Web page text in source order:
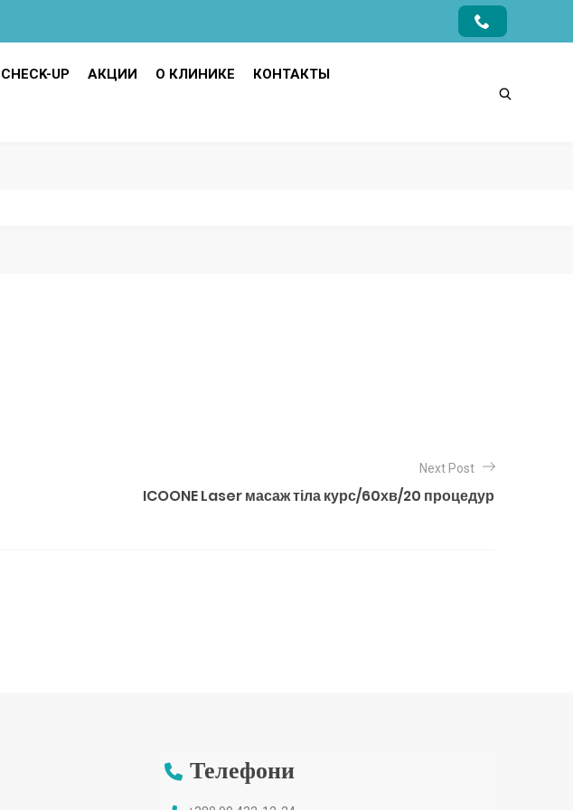
CHECK-UP АКЦИИ О КЛИНИКЕ КОНТАКТЫ
Next Post
ICOONE Laser масаж тіла курс/60хв/20 процедур
Телефони